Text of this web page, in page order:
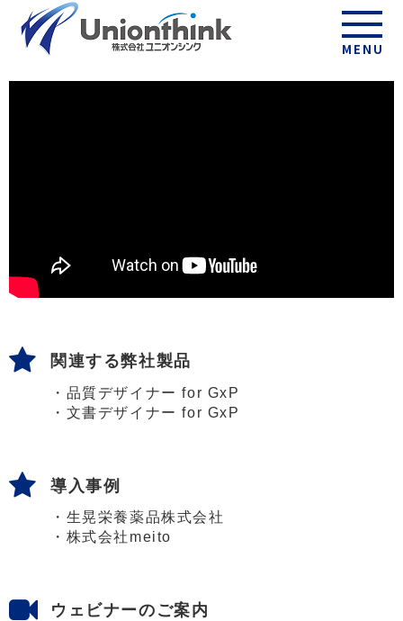
MENU
ウェビナー視聴ページ
関連する弊社製品
・ 品質デザイナー for GxP
・ 文書デザイナー for GxP
導入事例
・ 生晃栄養薬品株式会社
・ 株式会社meito
ウェビナーのご案内